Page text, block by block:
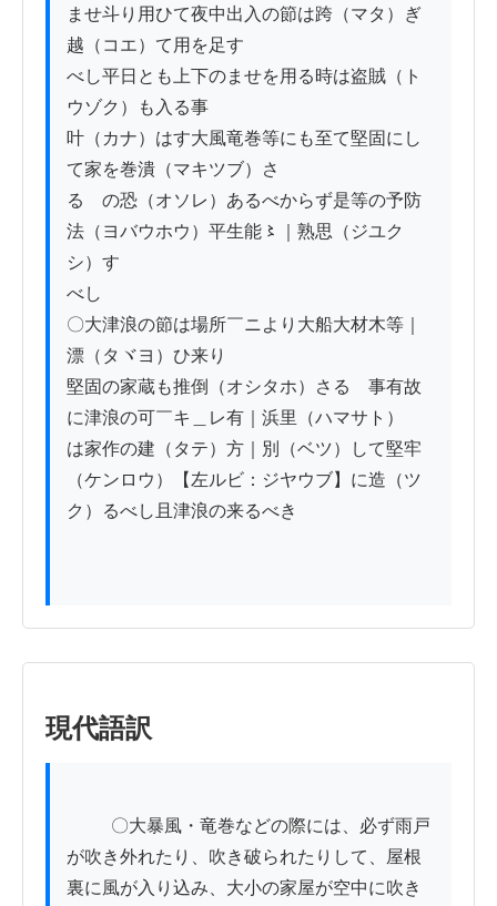
ませ斗り用ひて夜中出入の節は跨（マタ）ぎ
越（コエ）て用を足す
べし平日とも上下のませを用る時は盗賊（ト
ウゾク）も入る事
叶（カナ）はす大風竜巻等にも至て堅固にし
て家を巻潰（マキツブ）さ
るゝの恐（オソレ）あるべからず是等の予防
法（ヨバウホウ）平生能〻｜熟思（ジユク
シ）す
べし
〇大津浪の節は場所￣ニより大船大材木等｜
漂（タヾヨ）ひ来り
堅固の家蔵も推倒（オシタホ）さるゝ事有故
に津浪の可￣キ＿レ有｜浜里（ハマサト）
は家作の建（タテ）方｜別（ベツ）して堅牢
（ケンロウ）【左ルビ：ジヤウブ】に造（ツ
ク）るべし且津浪の来るべき
現代語訳
が吹き外れたり、吹き破られたりして、屋根
裏に風が入り込み、大小の家屋が空中に吹き